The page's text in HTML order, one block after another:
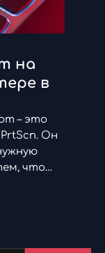
на
в
– это
Он
что…